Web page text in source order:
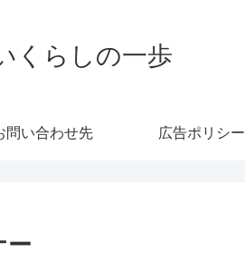
くらしの一歩
問い合わせ先 広告ポリシー
ー